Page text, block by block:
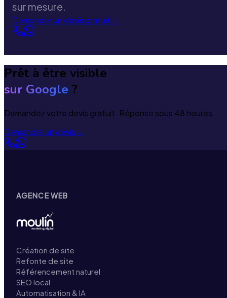
sur mesure.
Demander un devis gratuit→
Prêt à être visible
sur Google ?
Demandez votre devis gratuit. Réponse sous 48 heures.
Demander un devis→
AGENCE WEB
Création de site
Refonte de site
Référencement naturel
SEO local
Automatisation & IA